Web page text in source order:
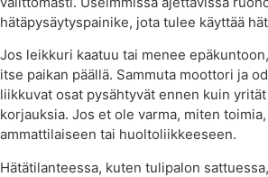
hätäpysäytyspainike, jota tulee käyttää
Jos leikkuri kaatuu tai menee
itse paikan päällä. Sammuta moottori ja
liikkuvat osat pysähtyvät ennen kuin
korjauksia. Jos et ole varma, miten
ammattilaiseen tai huoltoliikkeeseen.
Hätätilanteessa, kuten tulipalon